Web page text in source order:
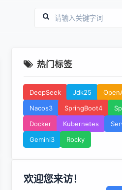
热门标签
DeepSeek Jdk25
Nacos3
SpringBoot4
Docker
Kubernetes
Gemini3
Rocky
欢迎您来访！